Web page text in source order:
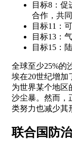
目标8：
合作，共
目标11：
目标13：
目标15：
全球至少25%的
埃在20世纪增加
为世界某个地区
沙尘暴。然而，
类努力也减少其
联合国防